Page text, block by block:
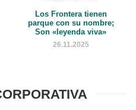
Los Frontera tienen
parque con su nombre;
Son «leyenda viva»
26.11.2025